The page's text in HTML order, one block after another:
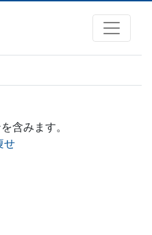
含みます。
せ